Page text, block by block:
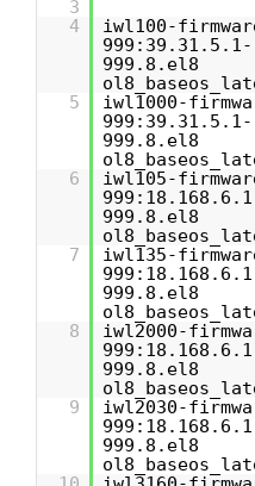
3
4
iwl100-
999:39.31.5.1-
5
iwl1000-
999:39.31.5.1-
6
iwl105-
7
iwl135-
8
iwl2000-
9
iwl2030-